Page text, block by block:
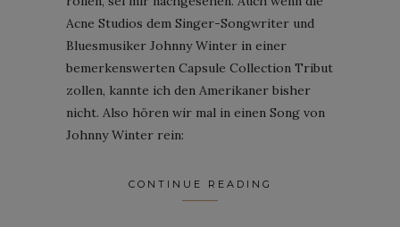
Acne Studios dem Singer-Songwriter und
Bluesmusiker Johnny Winter in einer
bemerkenswerten Capsule Collection Tribut
zollen, kannte ich den Amerikaner bisher
nicht. Also hören wir mal in einen Song von
Johnny Winter rein:
CONTINUE READING